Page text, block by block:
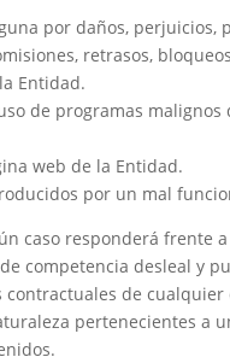
por daños, perjuicios,
retrasos,
Entidad.
de programas
web de la Entidad.
por un mal
caso responderá frente
competencia desleal y
de
pertenecientes a